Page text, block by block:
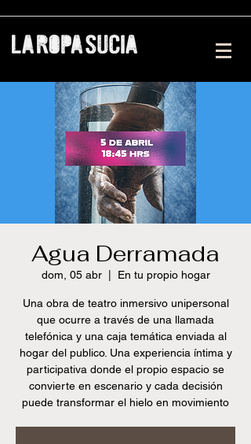
Agua Derramada
dom, 05 abr
  |
En tu propio hogar
Una obra de teatro inmersivo unipersonal
que ocurre a través de una llamada
telefónica y una caja temática enviada al
hogar del publico. Una experiencia íntima y
participativa donde el propio espacio se
convierte en escenario y cada decisión
puede transformar el hielo en movimiento